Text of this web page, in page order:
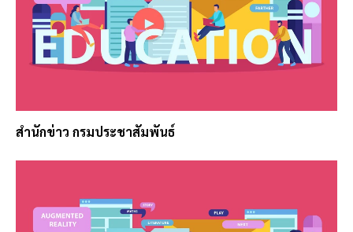
สำนักข่าว กรมประชาสัมพันธ์